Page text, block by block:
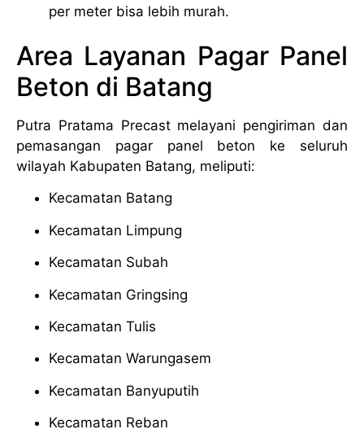
per meter bisa lebih murah.
Area Layanan Pagar Panel
Beton di Batang
Putra Pratama Precast melayani pengiriman dan
pemasangan pagar panel beton ke seluruh
wilayah Kabupaten Batang, meliputi:
Kecamatan Batang
Kecamatan Limpung
Kecamatan Subah
Kecamatan Gringsing
Kecamatan Tulis
Kecamatan Warungasem
Kecamatan Banyuputih
Kecamatan Reban